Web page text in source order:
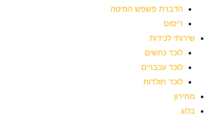
הדברת פשפש המיטה
ריסוס
שירותי לכידות
לוכד נחשים
לוכד עכברים
לוכד חולדות
מחירון
בלוג